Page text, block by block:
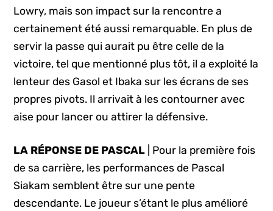
Lowry, mais son impact sur la rencontre a
certainement été aussi remarquable. En plus de
servir la passe qui aurait pu être celle de la
victoire, tel que mentionné plus tôt, il a exploité la
lenteur des Gasol et Ibaka sur les écrans de ses
propres pivots. Il arrivait à les contourner avec
aise pour lancer ou attirer la défensive.
LA RÉPONSE DE PASCAL
| Pour la première fois
de sa carrière, les performances de Pascal
Siakam semblent être sur une pente
descendante. Le joueur s’étant le plus amélioré